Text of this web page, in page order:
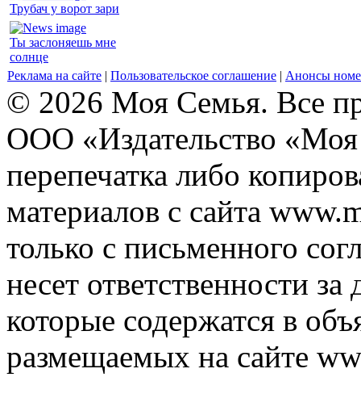
Трубач у ворот зари
Ты заслоняешь мне
солнце
Реклама на сайте | Пользовательское соглашение | Анонсы
© 2026 Моя Семья. Все
ООО «Издательство
перепечатка либо
материалов с сайта
только с письменного
несет ответственности
которые содержатся в
размещаемых на сайте